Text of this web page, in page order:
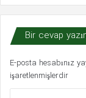
Bir cevap
E-posta hesabınız
işaretlenmişlerdir